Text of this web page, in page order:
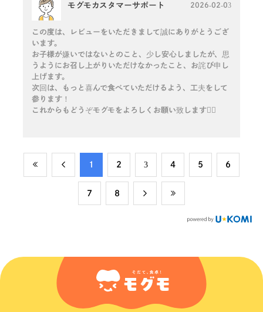
モグモカスタマーサポート 2026-02-03
この度は、レビューをいただきまして誠にありがとうござ
います。
お子様が嫌いではないとのこと、少し安心しましたが、思
うようにお召し上がりいただけなかったこと、お詫び申し
上げます。
次回は、もっと喜んで食べていただけるよう、工夫をして
参ります！
これからもどうぞモグモをよろしくお願い致します🙇‍♀️
​1 ​2 ​3 ​4 ​5 ​6
​7 ​8